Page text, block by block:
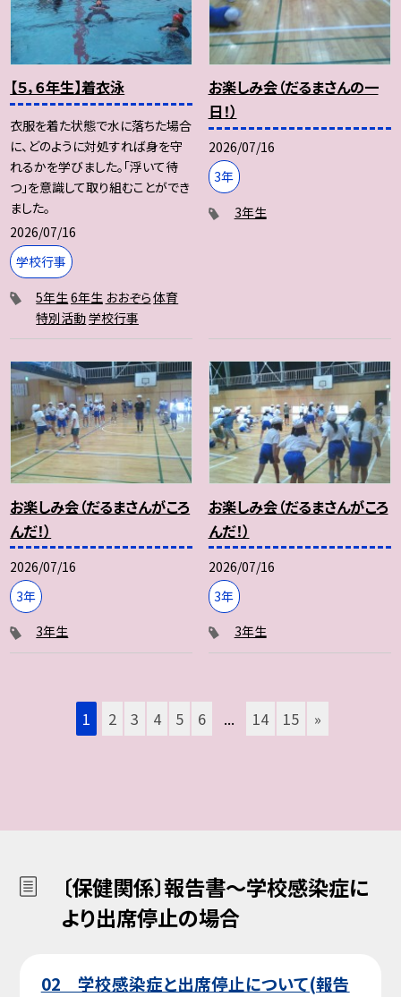
【５，６年生】着衣泳
衣服を着た状態で水に落ちた場合
に、どのように対処すれば身を守
れるかを学びました。「浮いて待
つ」を意識して取り組むことができ
ました。
2026/07/16
学校行事
5年生 6年生 おおぞら体育
特別活動学校行事
お楽しみ会（だるまさんの一
日！）
2026/07/16
3年
3年生
お楽しみ会（だるまさんがころ
んだ！）
2026/07/16
3年
3年生
お楽しみ会（だるまさんがころ
んだ！）
2026/07/16
3年
3年生
1 2 3 4 5 6 ... 14 15 »
〔保健関係〕報告書～学校感染症に
より出席停止の場合
02 学校感染症と出席停止について(報告